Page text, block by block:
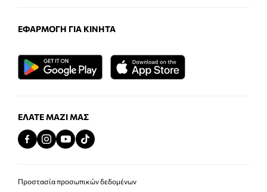
ΕΦΑΡΜΟΓΉ ΓΙΑ ΚΙΝΗΤΆ
ΕΛΆΤΕ ΜΑΖΊ ΜΑΣ
Προστασία προσωπικών δεδομένων